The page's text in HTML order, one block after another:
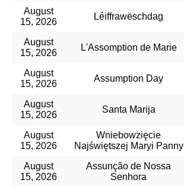
August
15, 2026
Léiffrawëschdag
August
15, 2026
L'Assomption de Marie
August
15, 2026
Assumption Day
August
15, 2026
Santa Marija
August
15, 2026
Wniebowzięcie
Najświętszej Maryi Panny
August
15, 2026
Assunção de Nossa
Senhora